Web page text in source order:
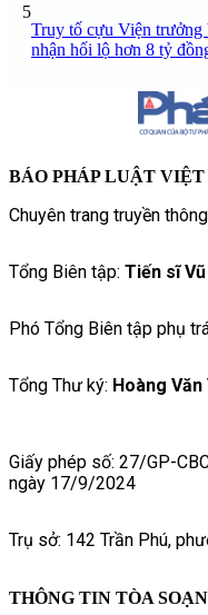
5
Truy tố cựu Viện trưởng
nhận hối lộ hơn 8 tỷ
BÁO PHÁP LUẬT
Chuyên trang truyền
Tổng Biên tập: Tiến sĩ
Phó Tổng Biên tập phụ
Tổng Thư ký: Hoàng Văn
Giấy phép số: 27/GP-
ngày 17/9/2024
Trụ sở: 142 Trần Phú,
THÔNG TIN TÒA SOẠN